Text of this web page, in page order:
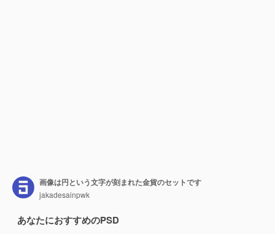
画像は円という文字が刻まれた金貨のセットです
jakadesainpwk
あなたにおすすめのPSD